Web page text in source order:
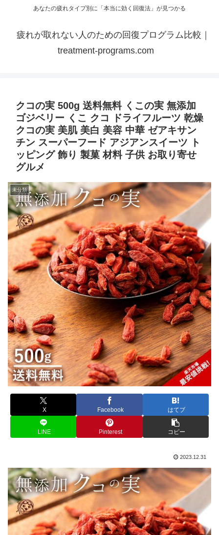
あなたの疲れタイプ別に「本当に効く回復法」が見つかる
疲れが取れない人のための回復プログラム比較｜
treatment-programs.com
クコの実 500g 送料無料 くこの実 無添加
ゴジベリー くこ クコ ドライフルーツ 乾燥
クコの実 美肌 美白 美容 中華 ゼアキサン
チン スーパーフード アジアンスイーツ ト
ッピング 飾り 製菓 材料 子供 お取り寄せ
グルメ
未分類
X Facebook はてブ
LINE Pinterest コピー
2023.12.31